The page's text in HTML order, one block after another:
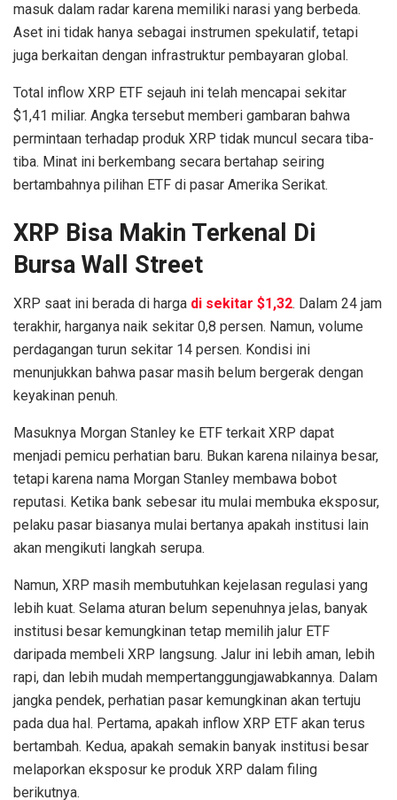
masuk dalam radar karena memiliki narasi yang berbeda.
Aset ini tidak hanya sebagai instrumen spekulatif, tetapi
juga berkaitan dengan infrastruktur pembayaran global.
Total inflow XRP ETF sejauh ini telah mencapai sekitar
$1,41 miliar. Angka tersebut memberi gambaran bahwa
permintaan terhadap produk XRP tidak muncul secara tiba-
tiba. Minat ini berkembang secara bertahap seiring
bertambahnya pilihan ETF di pasar Amerika Serikat.
XRP Bisa Makin Terkenal Di
Bursa Wall Street
XRP saat ini berada di harga di sekitar $1,32. Dalam 24 jam
terakhir, harganya naik sekitar 0,8 persen. Namun, volume
perdagangan turun sekitar 14 persen. Kondisi ini
menunjukkan bahwa pasar masih belum bergerak dengan
keyakinan penuh.
Masuknya Morgan Stanley ke ETF terkait XRP dapat
menjadi pemicu perhatian baru. Bukan karena nilainya besar,
tetapi karena nama Morgan Stanley membawa bobot
reputasi. Ketika bank sebesar itu mulai membuka eksposur,
pelaku pasar biasanya mulai bertanya apakah institusi lain
akan mengikuti langkah serupa.
Namun, XRP masih membutuhkan kejelasan regulasi yang
lebih kuat. Selama aturan belum sepenuhnya jelas, banyak
institusi besar kemungkinan tetap memilih jalur ETF
daripada membeli XRP langsung. Jalur ini lebih aman, lebih
rapi, dan lebih mudah mempertanggungjawabkannya. Dalam
jangka pendek, perhatian pasar kemungkinan akan tertuju
pada dua hal. Pertama, apakah inflow XRP ETF akan terus
bertambah. Kedua, apakah semakin banyak institusi besar
melaporkan eksposur ke produk XRP dalam filing
berikutnya.